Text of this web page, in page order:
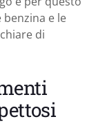
e le
di